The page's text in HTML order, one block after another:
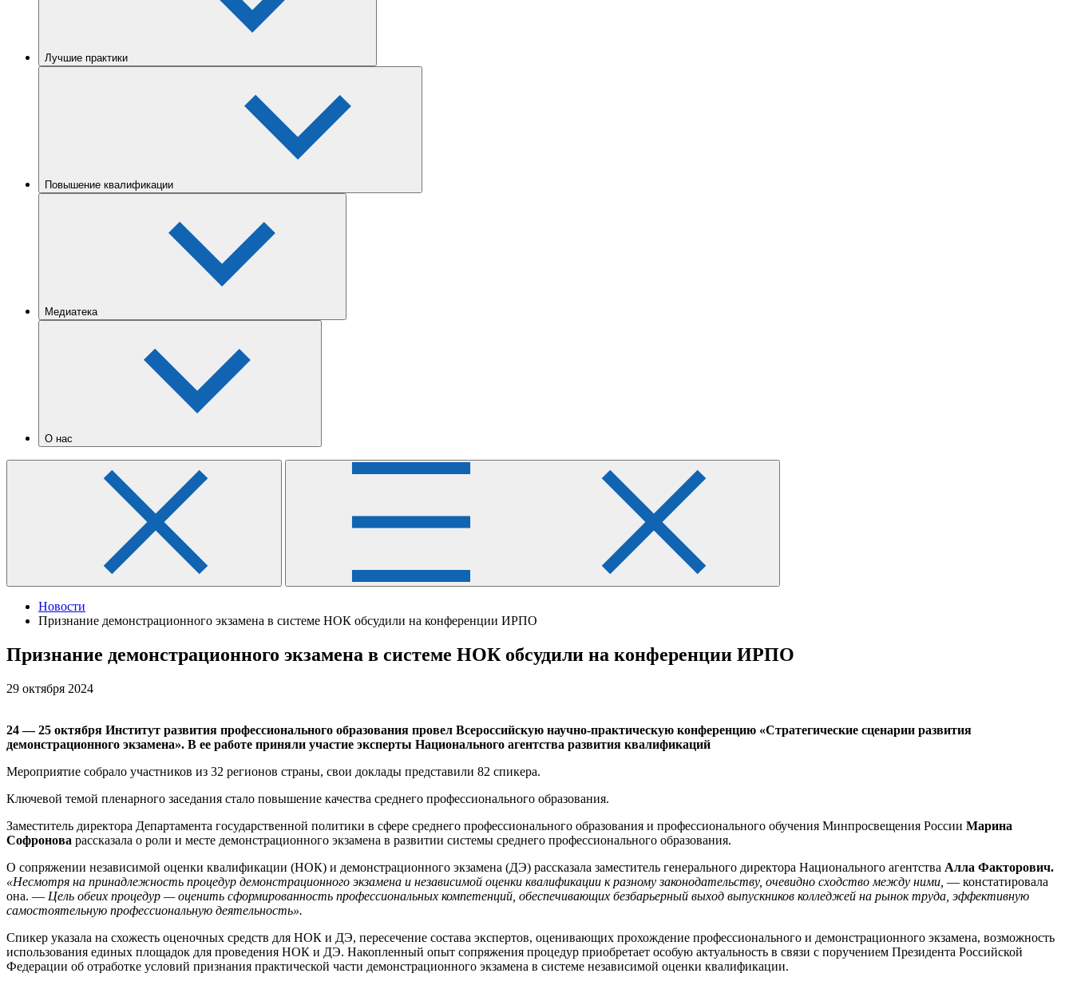
Лучшие практики
Повышение квалификации
Медиатека
О нас
Новости
Признание демонстрационного экзамена в системе НОК обсудили на конференции ИРПО
Признание демонстрационного экзамена в системе НОК обсудили на конференции ИРПО
29 октября 2024
24 — 25 октября Институт развития профессионального образования провел Всероссийскую научно-практическую конференцию «Стратегические сценарии развития
демонстрационного экзамена». В ее работе приняли участие эксперты Национального агентства развития квалификаций
Мероприятие собрало участников из 32 регионов страны, свои доклады представили 82 спикера.
Ключевой темой пленарного заседания стало повышение качества среднего профессионального образования.
Заместитель директора Департамента государственной политики в сфере среднего профессионального образования и профессионального обучения Минпросвещения России Марина
Софронова рассказала о роли и месте демонстрационного экзамена в развитии системы среднего профессионального образования.
О сопряжении независимой оценки квалификации (НОК) и демонстрационного экзамена (ДЭ) рассказала заместитель генерального директора Национального агентства Алла Факторович.
«Несмотря на принадлежность процедур демонстрационного экзамена и независимой оценки квалификации к разному законодательству, очевидно сходство между ними, ― констатировала
она. ― Цель обеих процедур — оценить сформированность профессиональных компетенций, обеспечивающих безбарьерный выход выпускников колледжей на рынок труда, эффективную
самостоятельную профессиональную деятельность».
Спикер указала на схожесть оценочных средств для НОК и ДЭ, пересечение состава экспертов, оценивающих прохождение профессионального и демонстрационного экзамена, возможность
использования единых площадок для проведения НОК и ДЭ. Накопленный опыт сопряжения процедур приобретает особую актуальность в связи с поручением Президента Российской
Федерации об отработке условий признания практической части демонстрационного экзамена в системе независимой оценки квалификации.